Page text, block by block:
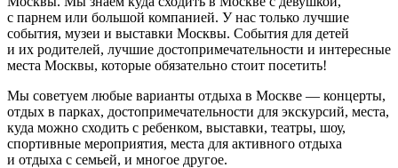
с парнем или большой компанией. У нас только лучшие
события, музеи и выставки Москвы. События для детей
и их родителей, лучшие достопримечательности и интересные
места Москвы, которые обязательно стоит посетить!
Мы советуем любые варианты отдыха в Москве — концерты,
отдых в парках, достопримечательности для экскурсий, места,
куда можно сходить с ребенком, выставки, театры, шоу,
спортивные мероприятия, места для активного отдыха
и отдыха с семьей, и многое другое.